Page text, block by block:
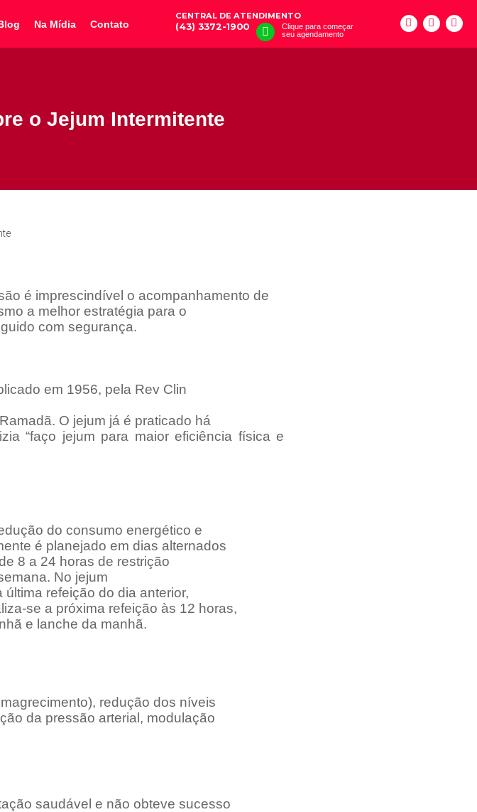
Na Mídia Contato
CENTRAL DE ATENDIMENTO
(43) 3372-1900
Clique para começar
seu agendamento
o Jejum Intermitente
é imprescindível o acompanhamento de
a melhor estratégia para o
com segurança.
em 1956, pela Rev Clin
O jejum já é praticado há
“faço jejum para maior eficiência física e
do consumo energético e
é planejado em dias alternados
8 a 24 horas de restrição
No jejum
refeição do dia anterior,
se a próxima refeição às 12 horas,
e lanche da manhã.
redução dos níveis
da pressão arterial, modulação
saudável e não obteve sucesso